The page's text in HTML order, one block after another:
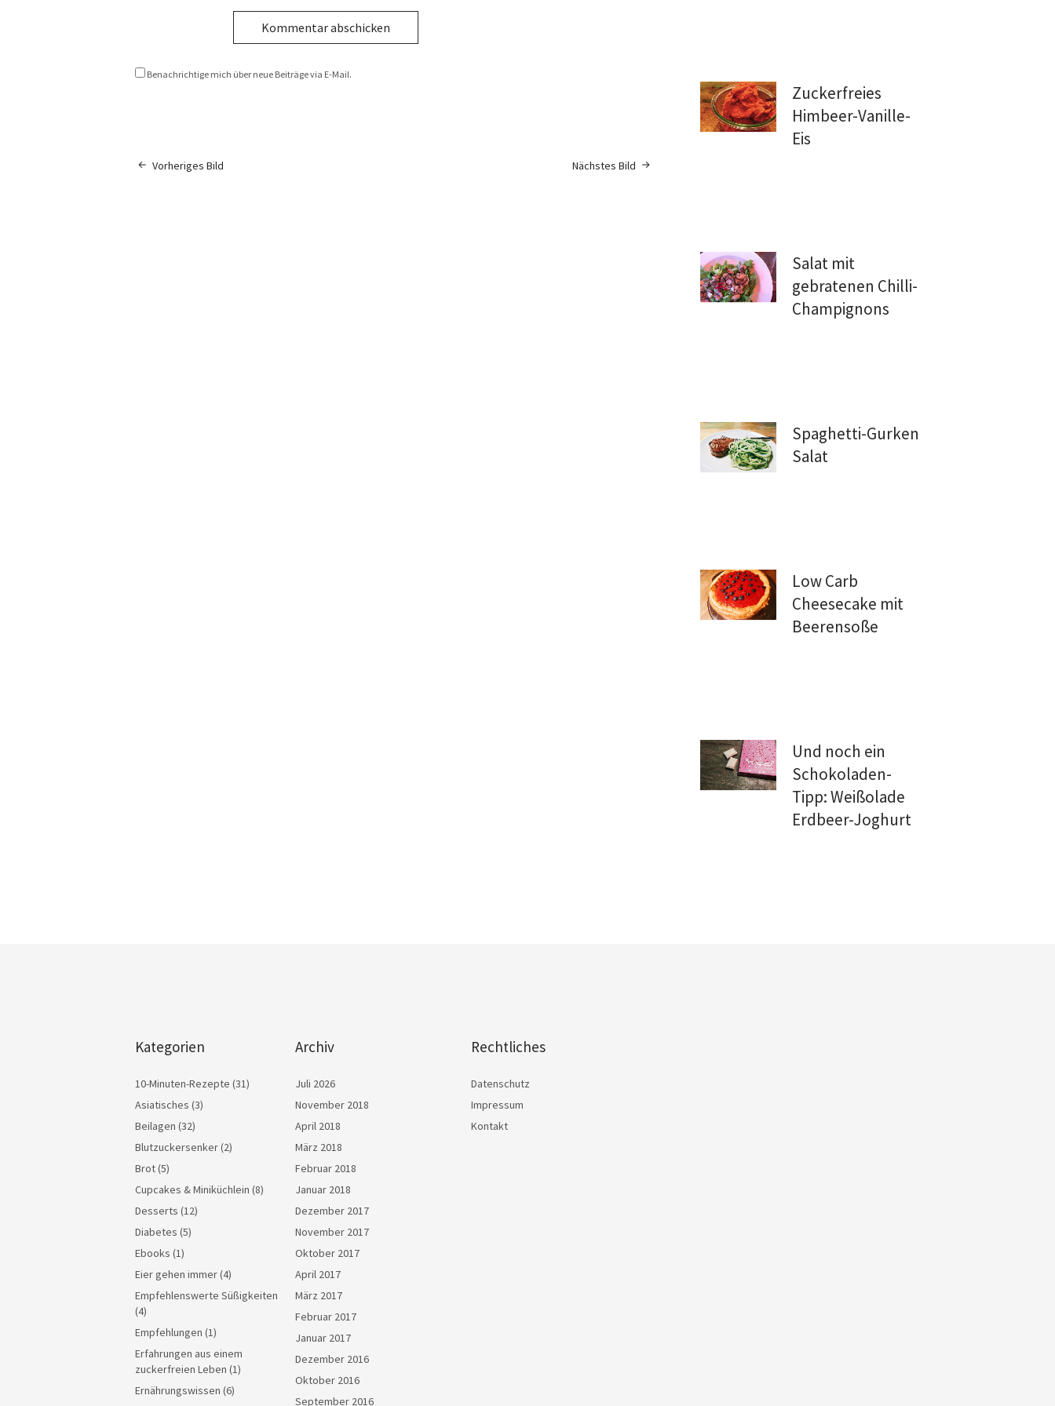
Benachrichtige mich über neue Beiträge via E-Mail.
Nächstes Bild
Vorheriges Bild
Zuckerfreies
Himbeer-Vanille-
Eis
Salat mit
gebratenen Chilli-
Champignons
Spaghetti-Gurken
Salat
Low Carb
Cheesecake mit
Beerensoße
Und noch ein
Schokoladen-
Tipp: Weißolade
Erdbeer-Joghurt
Kategorien
10-Minuten-Rezepte (31)
Asiatisches (3)
Beilagen (32)
Blutzuckersenker(2)
Brot(5)
Cupcakes & Miniküchlein (8)
Desserts (12)
Diabetes (5)
Ebooks (1)
Eier gehen immer(4)
Empfehlenswerte Süßigkeiten
(4)
Empfehlungen (1)
Erfahrungen aus einem
zuckerfreien Leben (1)
Ernährungswissen (6)
Archiv
Juli 2026
November 2018
April 2018
März 2018
Februar 2018
Januar 2018
Dezember 2017
November 2017
Oktober 2017
April 2017
März 2017
Februar 2017
Januar 2017
Dezember 2016
Oktober 2016
September 2016
Rechtliches
Datenschutz
Impressum
Kontakt